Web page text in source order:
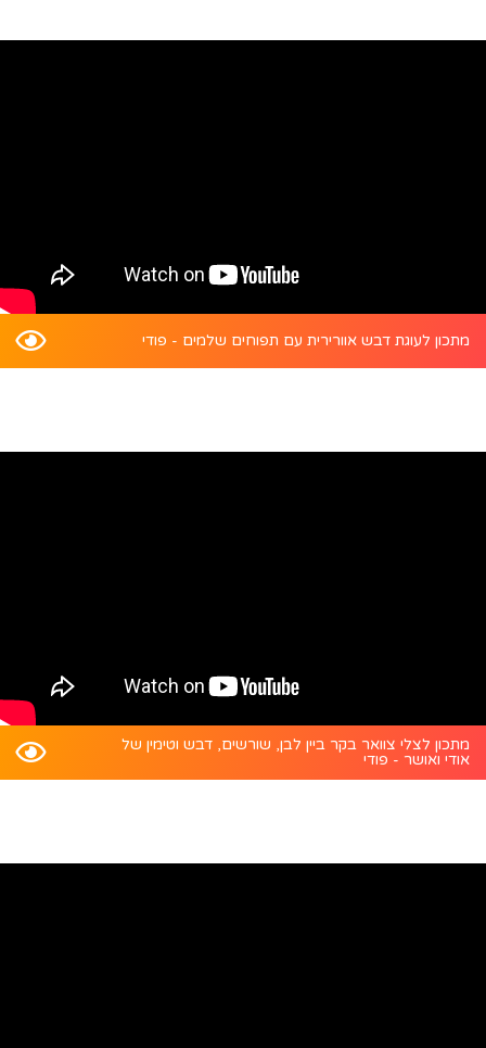
מתכון לעוגת דבש אוורירית עם תפוחים שלמים - פודי
מתכון לצלי צוואר בקר ביין לבן, שורשים, דבש וטימין של
אודי ואושר - פודי